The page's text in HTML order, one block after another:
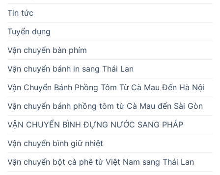
Tin tức
Tuyển dụng
Vận chuyển bàn phím
Vận chuyển bánh in sang Thái Lan
Vận Chuyển Bánh Phồng Tôm Từ Cà Mau Đến Hà Nội
Vận chuyển bánh phồng tôm từ Cà Mau đến Sài Gòn
VẬN CHUYỂN BÌNH ĐỰNG NƯỚC SANG PHÁP
Vận chuyển bình giữ nhiệt
Vận chuyển bột cà phê từ Việt Nam sang Thái Lan